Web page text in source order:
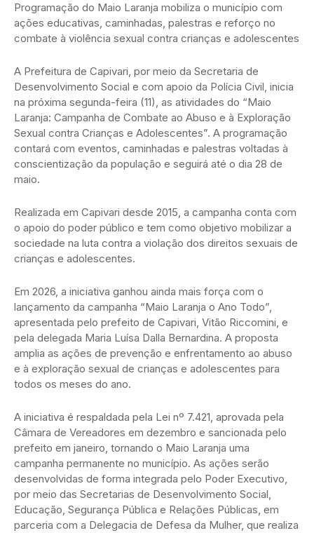
Programação do Maio Laranja mobiliza o município com
ações educativas, caminhadas, palestras e reforço no
combate à violência sexual contra crianças e adolescentes
A Prefeitura de Capivari, por meio da Secretaria de
Desenvolvimento Social e com apoio da Polícia Civil, inicia
na próxima segunda-feira (11), as atividades do “Maio
Laranja: Campanha de Combate ao Abuso e à Exploração
Sexual contra Crianças e Adolescentes”. A programação
contará com eventos, caminhadas e palestras voltadas à
conscientização da população e seguirá até o dia 28 de
maio.
Realizada em Capivari desde 2015, a campanha conta com
o apoio do poder público e tem como objetivo mobilizar a
sociedade na luta contra a violação dos direitos sexuais de
crianças e adolescentes.
Em 2026, a iniciativa ganhou ainda mais força com o
lançamento da campanha “Maio Laranja o Ano Todo”,
apresentada pelo prefeito de Capivari, Vitão Riccomini, e
pela delegada Maria Luísa Dalla Bernardina. A proposta
amplia as ações de prevenção e enfrentamento ao abuso
e à exploração sexual de crianças e adolescentes para
todos os meses do ano.
A iniciativa é respaldada pela Lei nº 7.421, aprovada pela
Câmara de Vereadores em dezembro e sancionada pelo
prefeito em janeiro, tornando o Maio Laranja uma
campanha permanente no município. As ações serão
desenvolvidas de forma integrada pelo Poder Executivo,
por meio das Secretarias de Desenvolvimento Social,
Educação, Segurança Pública e Relações Públicas, em
parceria com a Delegacia de Defesa da Mulher, que realiza